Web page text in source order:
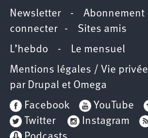
Newsletter- Abonnement
connecter- Sites amis
L’hebdo - Le mensuel
Mentions légales / Vie privée
par Drupal et Omega
Facebook
YouTube
Twitter
Instagram